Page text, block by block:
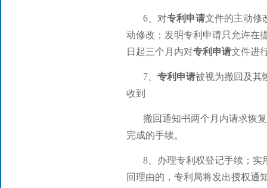
6、对专利申请文件的主动修
动修改；发明专利申请只允许在
日起三个月内对专利申请文件进
7、 专利申请被视为撤回及其
收到
撤回通知书两个月内请求恢
完成的手续。
8、办理专利权登记手续；实
回理由的，专利局将发出授权通